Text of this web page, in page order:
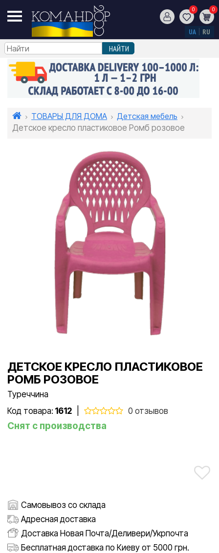
0 0
UA RU
ТОВАРЫ ДЛЯ ДОМА
Детская мебель
Детское кресло пластиковое Ромб розовое
ДЕТСКОЕ КРЕСЛО ПЛАСТИКОВОЕ
РОМБ РОЗОВОЕ
Туреччина
Код товара: 1612 0 отзывов
Снят с производства
Самовывоз со склада
Адресная доставка
Доставка Новая Почта/Деливери/Укрпочта
Бесплатная доставка по Киеву от 5000 грн.